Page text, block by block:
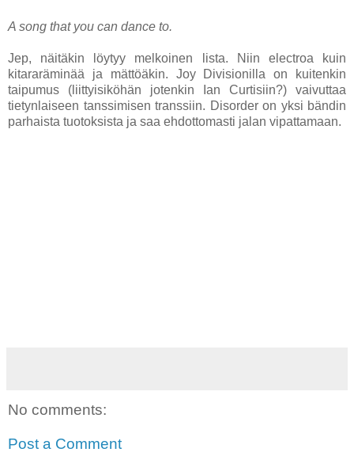
A song that you can dance to.
Jep, näitäkin löytyy melkoinen lista. Niin electroa kuin
kitararäminää ja mättöäkin. Joy Divisionilla on kuitenkin
taipumus (liittyisiköhän jotenkin Ian Curtisiin?) vaivuttaa
tietynlaiseen tanssimisen transsiin. Disorder on yksi bändin
parhaista tuotoksista ja saa ehdottomasti jalan vipattamaan.
No comments:
Post a Comment